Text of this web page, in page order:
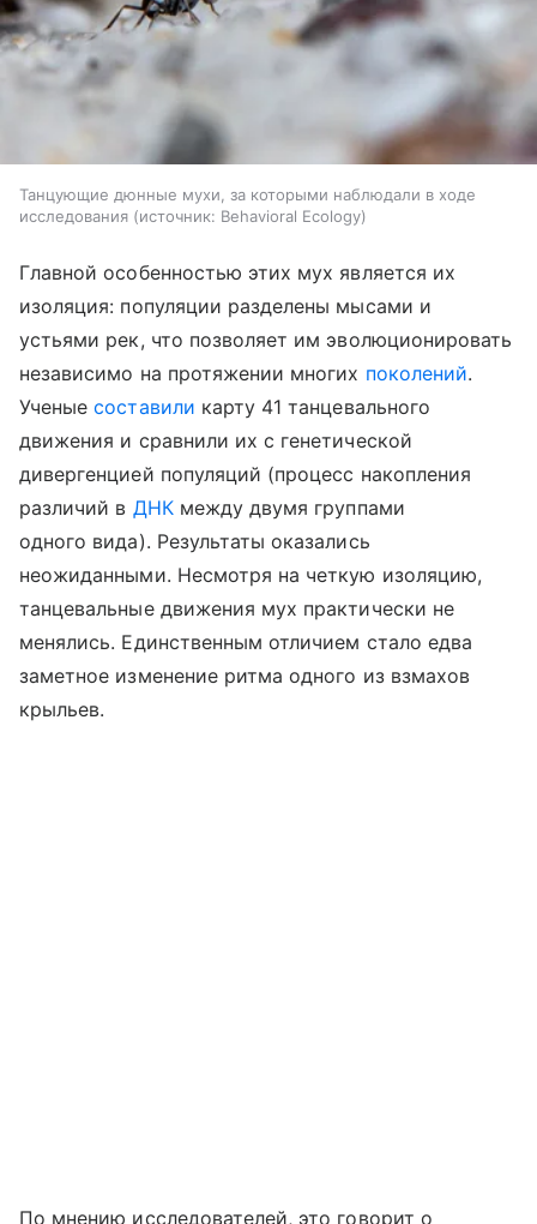
Танцующие дюнные мухи, за которыми наблюдали в ходе
исследования
источник: Behavioral Ecology
Главной особенностью этих мух является их
изоляция: популяции разделены мысами и
устьями рек, что позволяет им эволюционировать
независимо на протяжении многих поколений.
Ученыесоставили карту 41 танцевального
движения и сравнили их с генетической
дивергенцией популяций (процесс накопления
различий в ДНКмежду двумя группами
одного вида). Результаты оказались
неожиданными. Несмотря на четкую изоляцию,
танцевальные движения мух практически не
менялись. Единственным отличием стало едва
заметное изменение ритма одного из взмахов
крыльев.
По мнению исследователей, это говорит о